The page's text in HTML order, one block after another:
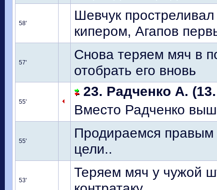
58'
Шевчук
кипером, Агапов
57'
Снова теряем мяч в
отобрать его вновь
55'
23. Радченко А.
Вместо Радченко
55'
Продираемся
цели..
53'
Теряем мяч у чужой